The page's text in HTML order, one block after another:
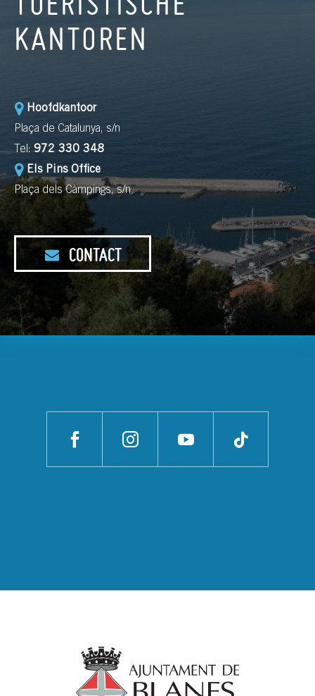
KANTOREN
Hoofdkantoor
Plaça de Catalunya, s/n
Tel: 972 330 348
Els Pins Office
Plaça dels Càmpings, s/n
CONTACT